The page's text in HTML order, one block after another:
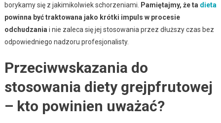
borykamy się z jakimikolwiek schorzeniami.
Pamiętajmy, że ta dieta
powinna być traktowana jako krótki impuls w procesie
odchudzania i nie zaleca się jej stosowania przez dłuższy czas bez
odpowiedniego nadzoru profesjonalisty.
Przeciwwskazania do
stosowania diety grejpfrutowej
– kto powinien uważać?